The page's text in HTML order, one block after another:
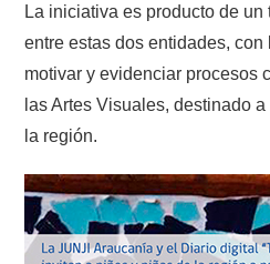
La iniciativa es producto de
entre estas dos entidades,
motivar y evidenciar procesos
las Artes Visuales, destinado
la región.